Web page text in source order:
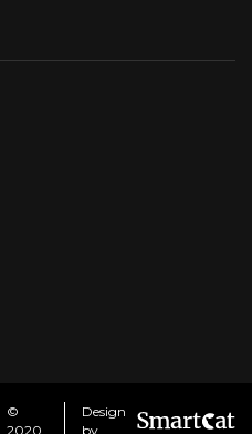
©
2020
Design
by